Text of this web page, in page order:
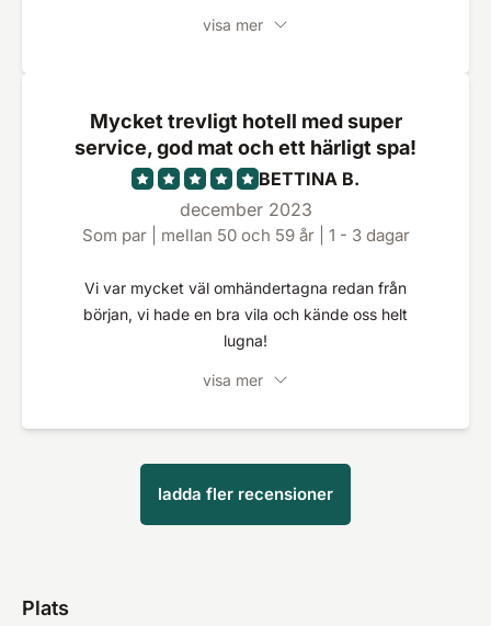
visa mer
Mycket trevligt hotell med super
service, god mat och ett härligt spa!
BETTINA B.
december 2023
Som par | mellan 50 och 59 år | 1 - 3 dagar
Vi var mycket väl omhändertagna redan från
början, vi hade en bra vila och kände oss helt
lugna!
visa mer
ladda fler recensioner
Plats